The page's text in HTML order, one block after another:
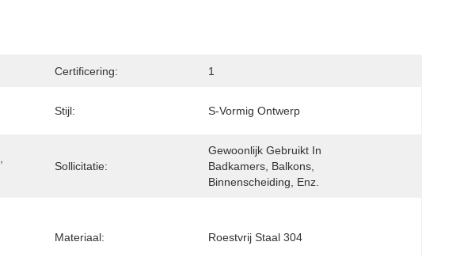
Certificering: 1
Stijl: S-Vormig Ontwerp
Sollicitatie:
Gewoonlijk Gebruikt In
Badkamers, Balkons,
Binnenscheiding, Enz.
Materiaal: Roestvrij Staal 304